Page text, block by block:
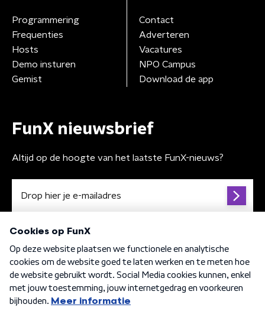
Programmering
Frequenties
Hosts
Demo insturen
Gemist
Contact
Adverteren
Vacatures
NPO Campus
Download de app
FunX nieuwsbrief
Altijd op de hoogte van het laatste FunX-nieuws?
Algemene voorwaarden Privacybeleid